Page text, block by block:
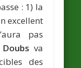
: 1) la
excellent
pas
va
des